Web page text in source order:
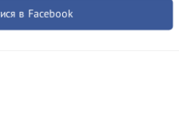
в Facebook